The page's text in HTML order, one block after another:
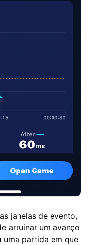
janelas de evento,
arruinar um avanço
uma partida em que